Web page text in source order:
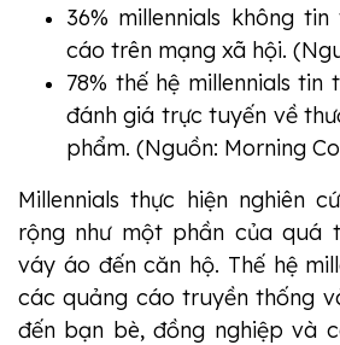
36% millennials không
cáo trên mạng xã hội.
78% thế hệ millennials
đánh giá trực tuyến về
phẩm. (Nguồn: Morning
Millennials thực hiện nghiên
rộng như một phần của quá
váy áo đến căn hộ. Thế hệ
các quảng cáo truyền thống
đến bạn bè, đồng nghiệp và